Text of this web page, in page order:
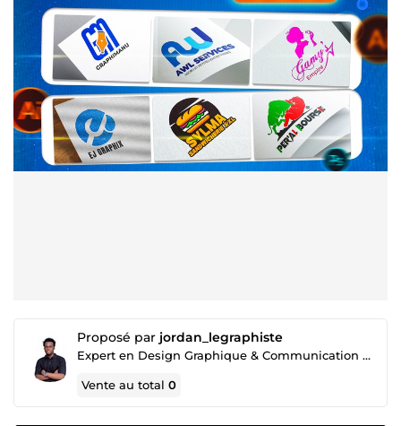
Proposé par jordan_legraphiste
Expert en Design Graphique & Communication Visuelle.
Vente au total0